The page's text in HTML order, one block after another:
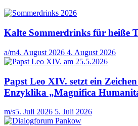
Kalte Sommerdrinks für heiße
a/m4. August 2026 4. August 2026
Papst Leo XIV. setzt ein
Enzyklika „Magnifica
m/s5. Juli 2026 5. Juli 2026